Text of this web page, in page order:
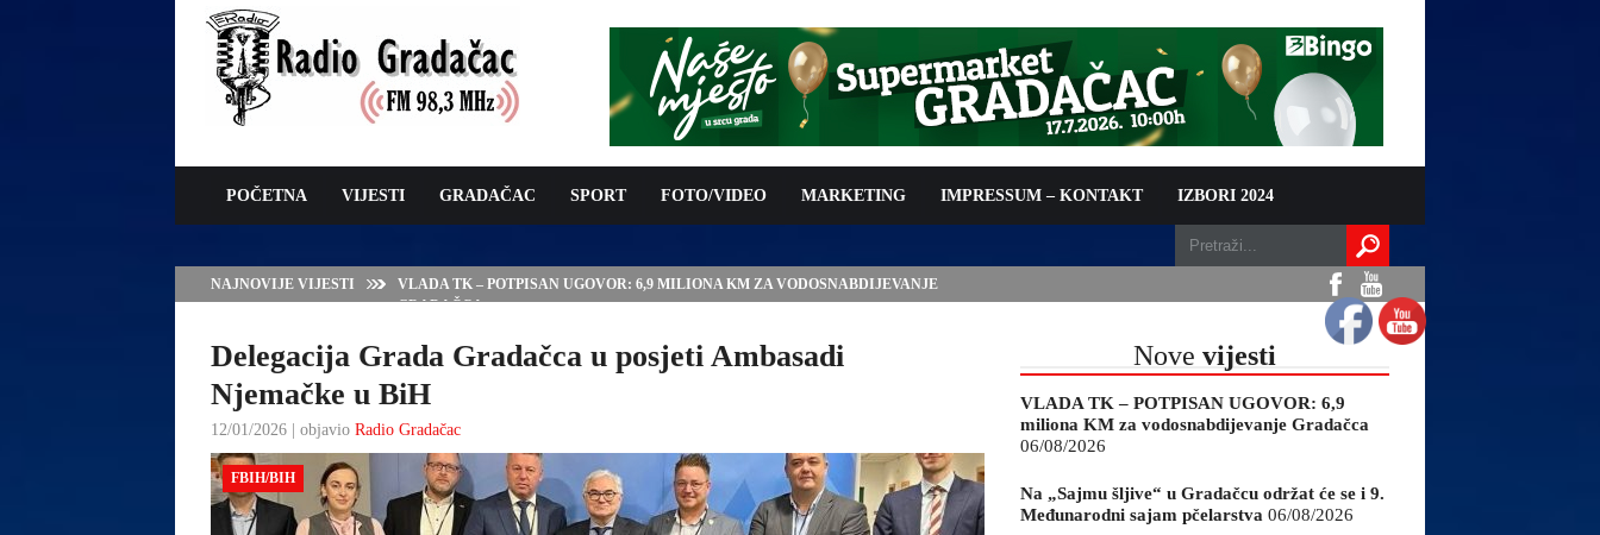
POČETNA VIJESTI GRADAČAC SPORT FOTO/VIDEO MARKETING IMPRESSUM – KONTAKT IZBORI 2024
NAJNOVIJE VIJESTI
VLADA TK – POTPISAN UGOVOR: 6,9 MILIONA KM ZA VODOSNABDIJEVANJE
GRADAČCA
Delegacija Grada Gradačca u posjeti Ambasadi
Njemačke u BiH
12/01/2026 | objavio Radio Gradačac
FBIH/BIH
Nove vijesti
VLADA TK – POTPISAN UGOVOR: 6,9
miliona KM za vodosnabdijevanje Gradačca
06/08/2026
Na „Sajmu šljive“ u Gradačcu održat će se i 9.
Međunarodni sajam pčelarstva 06/08/2026